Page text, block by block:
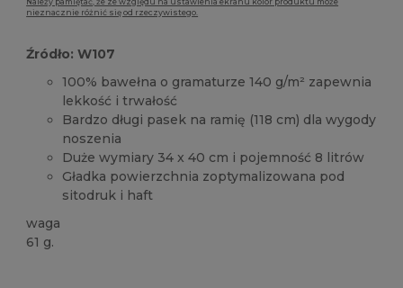
nieznacznie różnić się od rzeczywistego.
Źródło: W107
100% bawełna o gramaturze 140 g/m² zapewnia
lekkość i trwałość
Bardzo długi pasek na ramię (118 cm) dla wygody
noszenia
Duże wymiary 34 x 40 cm i pojemność 8 litrów
Gładka powierzchnia zoptymalizowana pod
sitodruk i haft
waga
61 g.